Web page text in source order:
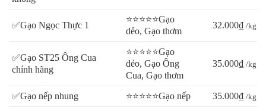
✅Gạo Ngọc Thực 1
⭐⭐⭐⭐⭐Gạo
dẻo, Gạo thơm
32.000₫ /kg
✅Gạo ST25 Ông Cua
chính hãng
⭐⭐⭐⭐⭐Gạo
dẻo, Gạo Ông
Cua, Gạo thơm
35.000₫ /kg
✅Gạo nếp nhung ⭐⭐⭐⭐⭐Gạo nếp 35.000₫ /kg